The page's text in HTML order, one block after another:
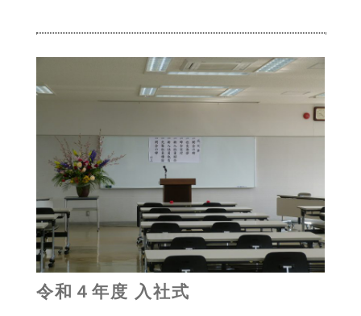
令和４年度 入社式